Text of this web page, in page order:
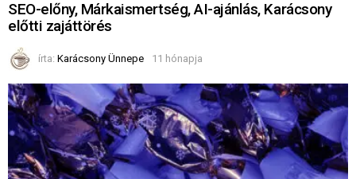
SEO-előny, Márkaismertség, AI-ajánlás, Karácsony
előtti zajáttörés
írta: Karácsony Ünnepe 11 hónapja